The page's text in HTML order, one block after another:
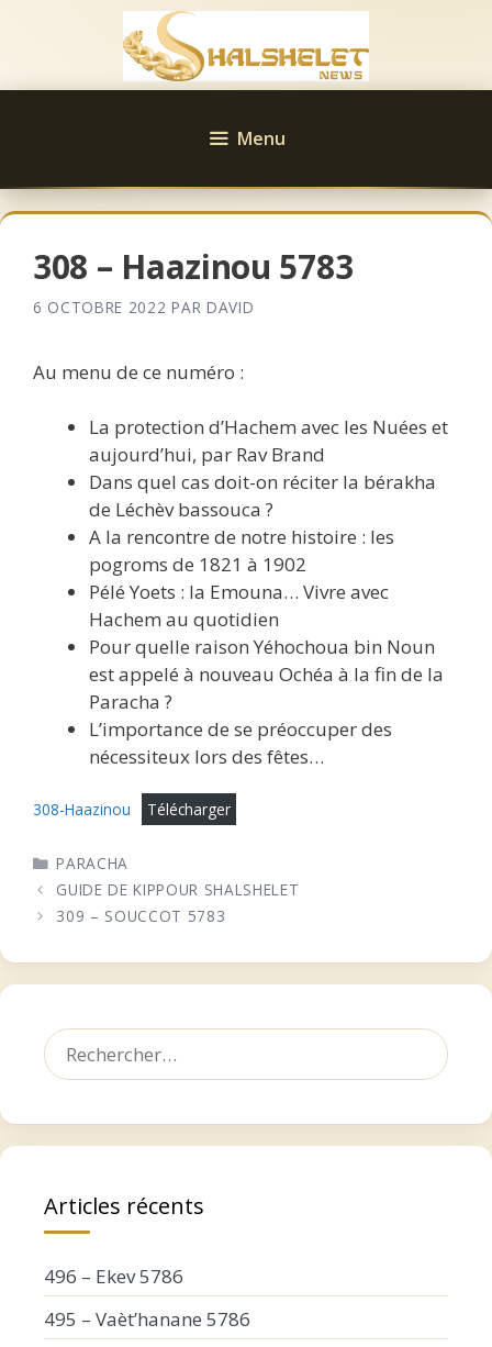
Menu
308 – Haazinou 5783
6 OCTOBRE 2022 PAR DAVID
Au menu de ce numéro :
La protection d’Hachem avec les Nuées et
aujourd’hui, par Rav Brand
Dans quel cas doit-on réciter la bérakha
de Léchèv bassouca ?
A la rencontre de notre histoire : les
pogroms de 1821 à 1902
Pélé Yoets : la Emouna… Vivre avec
Hachem au quotidien
Pour quelle raison Yéhochoua bin Noun
est appelé à nouveau Ochéa à la fin de la
Paracha ?
L’importance de se préoccuper des
nécessiteux lors des fêtes…
308-Haazinou Télécharger
CATÉGORIES
PARACHA
GUIDE DE KIPPOUR SHALSHELET
309 – SOUCCOT 5783
Rechercher :
Articles récents
496 – Ekev 5786
495 – Vaèt’hanane 5786